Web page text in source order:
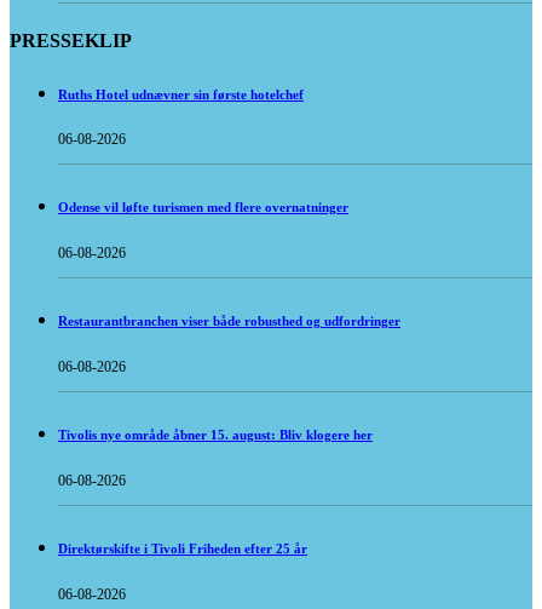
PRESSEKLIP
Ruths Hotel udnævner sin første hotelchef
06-08-2026
Odense vil løfte turismen med flere overnatninger
06-08-2026
Restaurantbranchen viser både robusthed og udfordringer
06-08-2026
Tivolis nye område åbner 15. august: Bliv klogere her
06-08-2026
Direktørskifte i Tivoli Friheden efter 25 år
06-08-2026